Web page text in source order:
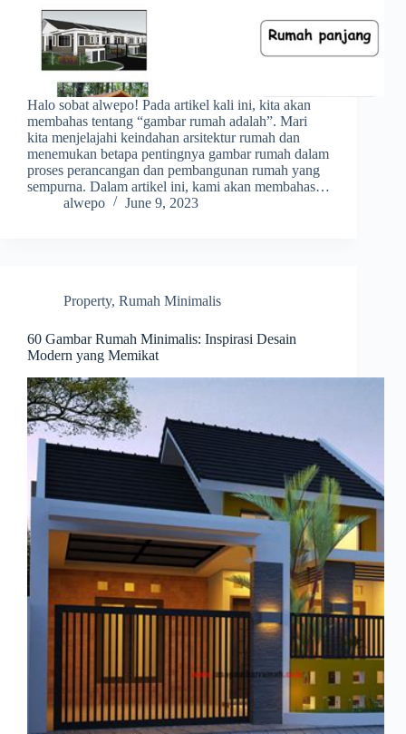
Halo sobat alwepo! Pada artikel kali ini, kita akan
membahas tentang “gambar rumah adalah”. Mari
kita menjelajahi keindahan arsitektur rumah dan
menemukan betapa pentingnya gambar rumah dalam
proses perancangan dan pembangunan rumah yang
sempurna. Dalam artikel ini, kami akan membahas…
alwepo
June 9, 2023
Property, Rumah Minimalis
60 Gambar Rumah Minimalis: Inspirasi Desain
Modern yang Memikat